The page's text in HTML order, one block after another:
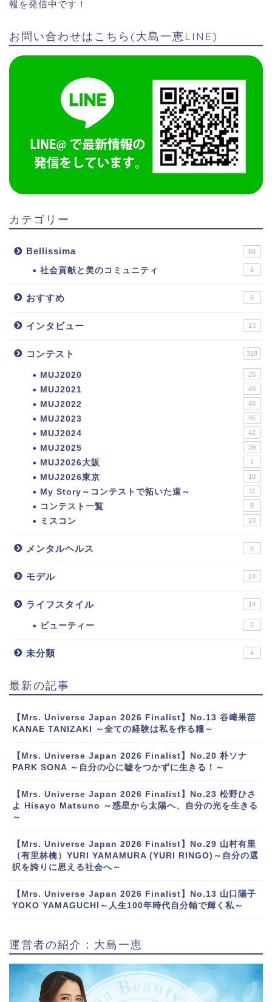
報を発信中です！
お問い合わせはこちら(大島一恵LINE)
カテゴリー
Bellissima 86
社会貢献と美のコミュニティ 6
おすすめ 6
インタビュー 13
コンテスト 319
MUJ2020 28
MUJ2021 49
MUJ2022 48
MUJ2023 45
MUJ2024 42
MUJ2025 39
MUJ2026大阪 1
MUJ2026東京 18
My Story～コンテストで拓いた道～ 11
コンテスト一覧 9
ミスコン 23
メンタルヘルス 6
モデル 24
ライフスタイル 14
ビューティー 2
未分類 4
最新の記事
【Mrs. Universe Japan 2026 Finalist】No.13 谷﨑果苗
KANAE TANIZAKI ～全ての経験は私を作る糧～
【Mrs. Universe Japan 2026 Finalist】No.20 朴ソナ
PARK SONA ～自分の心に嘘をつかずに生きる！～
【Mrs. Universe Japan 2026 Finalist】No.23 松野ひさ
よ Hisayo Matsuno ～惑星から太陽へ、自分の光を生きる
～
【Mrs. Universe Japan 2026 Finalist】No.29 山村有里
（有里林檎）YURI YAMAMURA (YURI RINGO)～自分の選
択を誇りに思える社会へ～
【Mrs. Universe Japan 2026 Finalist】No.13 山口陽子
YOKO YAMAGUCHI～人生100年時代自分軸で輝く私～
運営者の紹介：大島一恵